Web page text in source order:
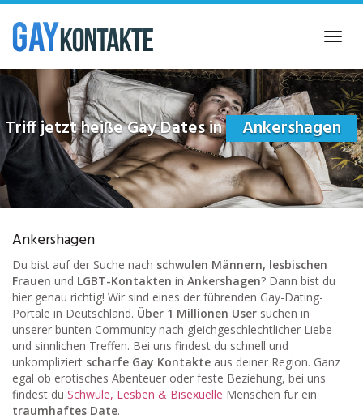
Skip
main
content
Triff jetzt heiße Gay Dates in Ankershagen
Ankershagen
Du bist auf der Suche nach schwulen Männern, lesbischen
Frauen und LGBT-Kontakten in Ankershagen? Dann bist du
hier genau richtig! Wir sind eines der führenden Gay-Dating-
Portale in Deutschland. Über 1 Millionen User suchen in
unserer bunten Community nach gleichgeschlechtlicher Liebe
und sinnlichen Treffen. Bei uns findest du schnell und
unkompliziert scharfe Gay Kontakte aus deiner Region. Ganz
egal ob erotisches Abenteuer oder feste Beziehung, bei uns
findest du Schwule, Lesben & Bisexuelle Menschen für ein
traumhaftes Date.